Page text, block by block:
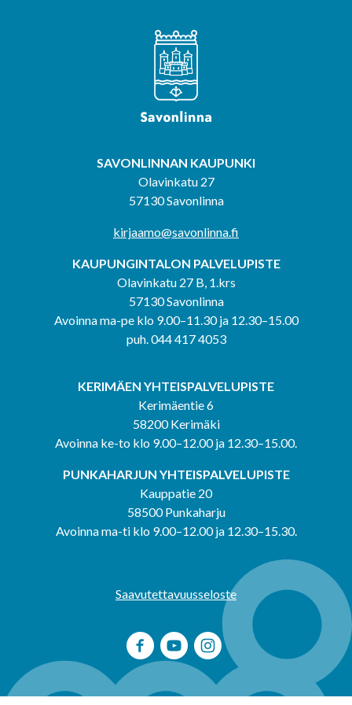
SAVONLINNAN KAUPUNKI
Olavinkatu 27
57130 Savonlinna
kirjaamo@savonlinna.fi
KAUPUNGINTALON PALVELUPISTE
Olavinkatu 27 B, 1.krs
57130 Savonlinna
Avoinna ma-pe klo 9.00–11.30 ja 12.30–15.00
puh. 044 417 4053
KERIMÄEN YHTEISPALVELUPISTE
Kerimäentie 6
58200 Kerimäki
Avoinna ke-to klo 9.00–12.00 ja 12.30–15.00.
PUNKAHARJUN YHTEISPALVELUPISTE
Kauppatie 20
58500 Punkaharju
Avoinna ma-ti klo 9.00–12.00 ja 12.30–15.30.
Saavutettavuusseloste